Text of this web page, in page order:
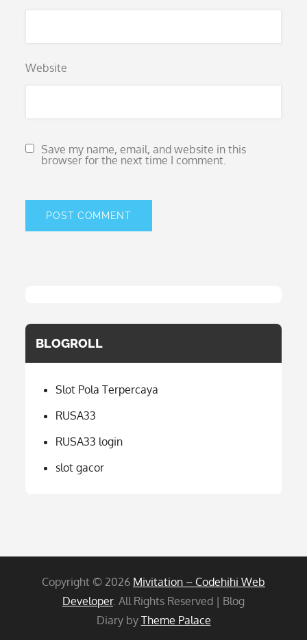
Website
Save my name, email, and website in this
browser for the next time I comment.
BLOGROLL
Slot Pola Terpercaya
RUSA33
RUSA33 login
slot gacor
Copyright © 2026 Mivitation – Codehihi Web
Developer. All Rights Reserved | Blog
Diary by Theme Palace